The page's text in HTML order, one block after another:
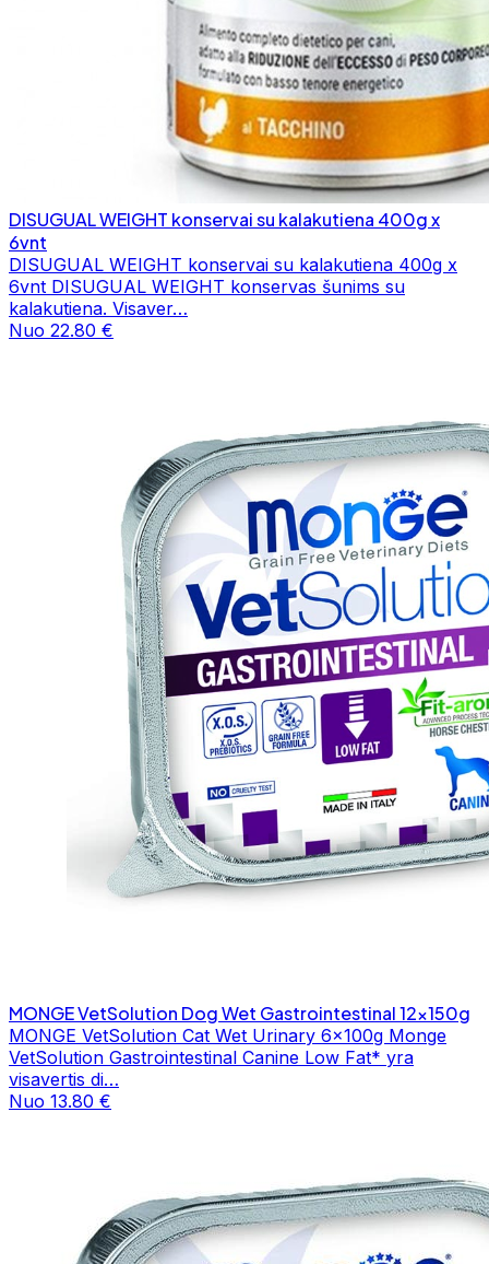
DISUGUAL WEIGHT konservai su kalakutiena 400g x
6vnt
DISUGUAL WEIGHT konservai su kalakutiena 400g x
6vnt DISUGUAL WEIGHT konservas šunims su
kalakutiena. Visaver…
Nuo 22.80 €
MONGE VetSolution Dog Wet Gastrointestinal 12x150g
MONGE VetSolution Cat Wet Urinary 6x100g Monge
VetSolution Gastrointestinal Canine Low Fat* yra
visavertis di…
Nuo 13.80 €